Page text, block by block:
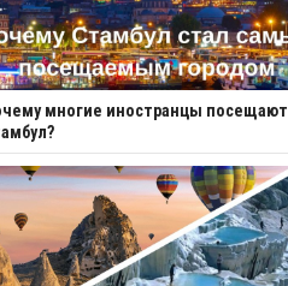
многие иностранцы посещают